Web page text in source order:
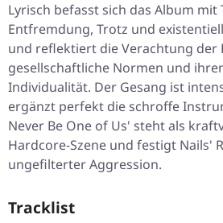
Lyrisch befasst sich das Album mit
Entfremdung, Trotz und
und reflektiert die Verachtung der
gesellschaftliche Normen und
Individualität. Der Gesang ist
ergänzt perfekt die schroffe
Never Be One of Us' steht als
Hardcore-Szene und festigt Nails'
ungefilterter Aggression.
Tracklist